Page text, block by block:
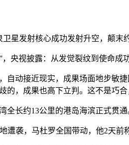
发射核心成功发射升空，颠末
视披露：从发觉裂纹到使命成
动接近现实，成果场面地步敏
的，成果也高下立判。这不是巧合
约13公里的港岛海滨正式贯通
袭，马杜罗全国带动，他2天前